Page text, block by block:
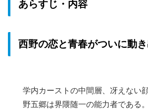
あらすじ・内容
西野の恋と青春がついに動
学内カーストの中間層、冴えない
野五郷は界隈随一の能力者である